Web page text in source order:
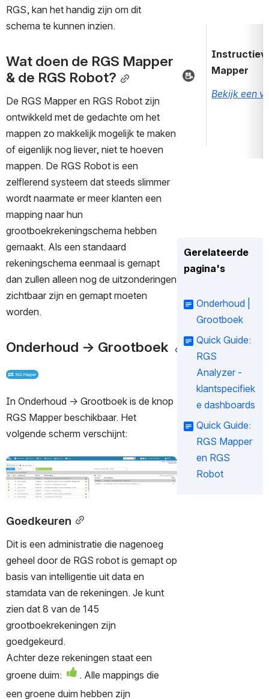
RGS, kan het handig zijn om dit
schema te kunnen inzien.
Wat doen de RGS Mapper
& de RGS Robot?
De RGS Mapper en RGS Robot zijn
ontwikkeld met de gedachte om het
mappen zo makkelijk mogelijk te maken
of eigenlijk nog liever, niet te hoeven
mappen. De RGS Robot is een
zelflerend systeem dat steeds slimmer
wordt naarmate er meer klanten een
mapping naar hun
grootboekrekeningschema hebben
gemaakt. Als een standaard
rekeningschema eenmaal is gemapt
dan zullen alleen nog de uitzonderingen
zichtbaar zijn en gemapt moeten
worden.
Onderhoud → Grootboek
Open
In Onderhoud → Grootboek is de knop
RGS Mapper beschikbaar. Het
volgende scherm verschijnt:
Open
Goedkeuren
Dit is een administratie die nagenoeg
geheel door de RGS robot is gemapt op
basis van intelligentie uit data en
stamdata van de rekeningen. Je kunt
zien dat 8 van de 145
grootboekrekeningen zijn
goedgekeurd.
Achter deze rekeningen staat een
groene duim:
. Alle mappings die
een groene duim hebben zijn
Mapper
Bekijk een
Gerelateerde
pagina's
Onderhoud |
Grootboek
Quick Guide:
RGS
Analyzer -
klantspecifiek
e dashboards
Quick Guide:
RGS Mapper
en RGS
Robot